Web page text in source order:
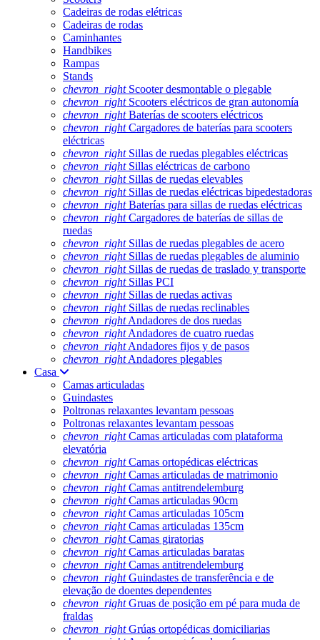
Cadeiras de rodas elétricas
Cadeiras de rodas
Caminhantes
Handbikes
Rampas
Stands
chevron_rightScooter desmontable o plegable
chevron_rightScooters eléctricos de gran autonomía
chevron_rightBaterías de scooters eléctricos
chevron_rightCargadores de baterías para scooters
eléctricas
chevron_rightSillas de ruedas plegables eléctricas
chevron_rightSillas eléctricas de carbono
chevron_rightSillas de ruedas elevables
chevron_rightSillas de ruedas eléctricas bipedestadoras
chevron_rightBaterías para sillas de ruedas eléctricas
chevron_rightCargadores de baterías de sillas de
ruedas
chevron_rightSillas de ruedas plegables de acero
chevron_rightSillas de ruedas plegables de aluminio
chevron_rightSillas de ruedas de traslado y transporte
chevron_rightSillas PCI
chevron_rightSillas de ruedas activas
chevron_rightSillas de ruedas reclinables
chevron_rightAndadores de dos ruedas
chevron_rightAndadores de cuatro ruedas
chevron_rightAndadores fijos y de pasos
chevron_rightAndadores plegables
Casa
Camas articuladas
Guindastes
Poltronas relaxantes levantam pessoas
Poltronas relaxantes levantam pessoas
chevron_rightCamas articuladas com plataforma
elevatória
chevron_rightCamas ortopédicas eléctricas
chevron_rightCamas articuladas de matrimonio
chevron_rightCamas antitrendelemburg
chevron_rightCamas articuladas 90cm
chevron_rightCamas articuladas 105cm
chevron_rightCamas articuladas 135cm
chevron_rightCamas giratorias
chevron_rightCamas articuladas baratas
chevron_rightCamas antitrendelemburg
chevron_rightGuindastes de transferência e de
elevação de doentes dependentes
chevron_rightGruas de posição em pé para muda de
fraldas
chevron_rightGrúas ortopédicas domiciliarias